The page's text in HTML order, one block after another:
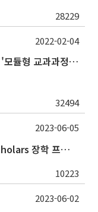
28229
SNU Inno-Edu 프로젝트 보건대학원 '모듈형 교과과정' 안내(revised 2022/2/28)
32494
2022-02-04
스탠퍼드대학 Knight-Hennessy Scholars 장학 프로그램 지원 및 온라인 설명회
10223
2023-06-05
2023-06-02